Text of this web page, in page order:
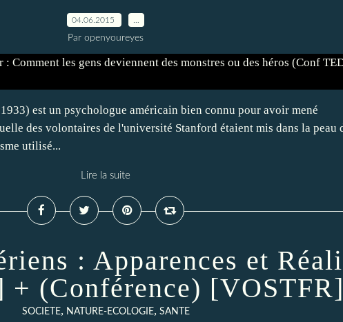
04.06.2015
Par openyoureyes
est un psychologue américain bien connu pour avoir mené
des volontaires de l'université Stanford étaient mis dans la peau
utilisé...
Lire la suite
: Apparences et
(Conférence) [VOSTFR]
SOCIETE, NATURE-ECOLOGIE, SANTE